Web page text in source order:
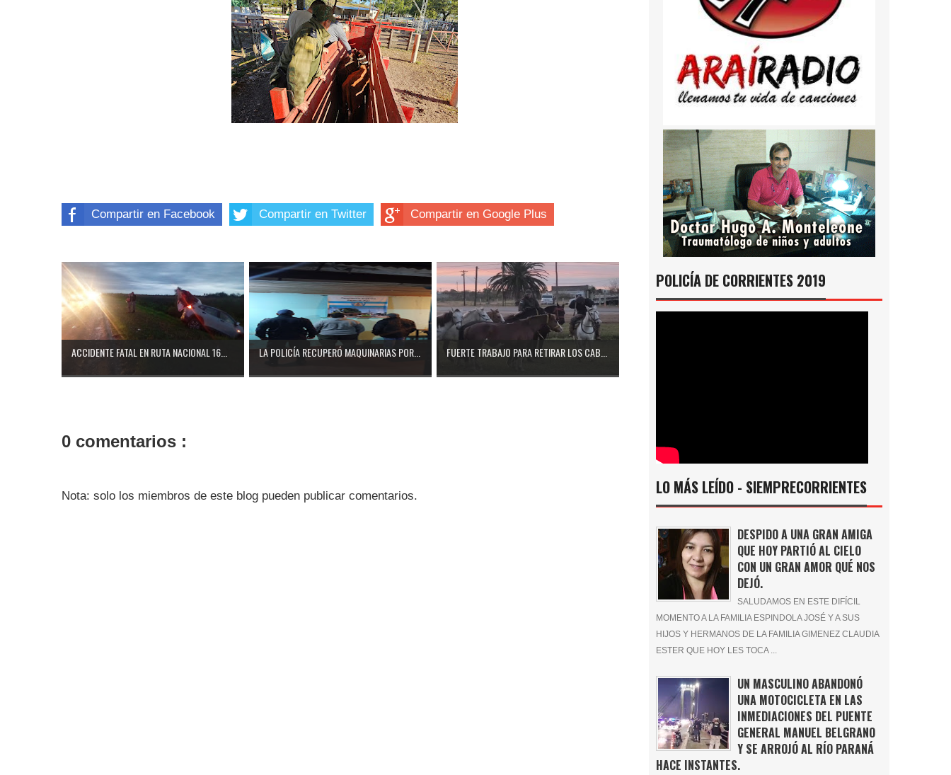
Compartir en Facebook Compartir en Twitter Compartir en Google Plus
ACCIDENTE FATAL EN RUTA NACIONAL 16... LA POLICÍA RECUPERÓ MAQUINARIAS POR... FUERTE TRABAJO PARA RETIRAR LOS CAB...
0 comentarios :
Nota: solo los miembros de este blog pueden publicar comentarios.
POLICÍA DE CORRIENTES 2019
LO MÁS LEÍDO - SIEMPRECORRIENTES
DESPIDO A UNA GRAN AMIGA
QUE HOY PARTIÓ AL CIELO
CON UN GRAN AMOR QUÉ NOS
DEJÓ.
SALUDAMOS EN ESTE DIFÍCIL
MOMENTO A LA FAMILIA ESPINDOLA JOSÉ Y A SUS
HIJOS Y HERMANOS DE LA FAMILIA GIMENEZ CLAUDIA
ESTER QUE HOY LES TOCA ...
UN MASCULINO ABANDONÓ
UNA MOTOCICLETA EN LAS
INMEDIACIONES DEL PUENTE
GENERAL MANUEL BELGRANO
Y SE ARROJÓ AL RÍO PARANÁ
HACE INSTANTES.